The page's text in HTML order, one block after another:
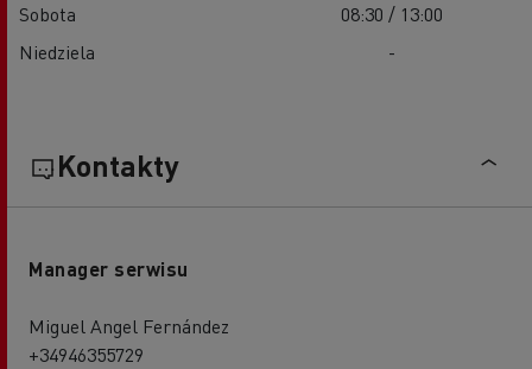
Sobota
08:30 / 13:00
Niedziela
-
Kontakty
Manager serwisu
Miguel Angel Fernández
+34946355729